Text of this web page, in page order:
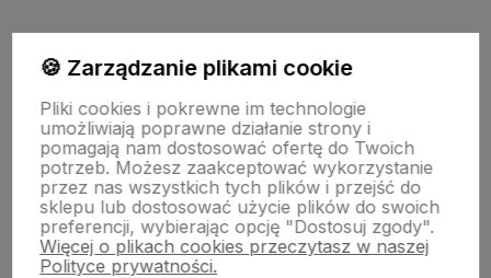
Moje konto
Swiat Edibutik
🍪 Zarządzanie plikami cookie
Pliki cookies i pokrewne im technologie
umożliwiają poprawne działanie strony i
pomagają nam dostosować ofertę do Twoich
potrzeb. Możesz zaakceptować wykorzystanie
przez nas wszystkich tych plików i przejść do
sklepu lub dostosować użycie plików do swoich
preferencji, wybierając opcję "Dostosuj zgody".
Więcej o plikach cookies przeczytasz w naszej
Polityce prywatności.